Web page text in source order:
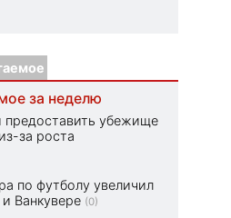
за неделю
убежище
за роста
по футболу увеличил
Ванкувере (0)